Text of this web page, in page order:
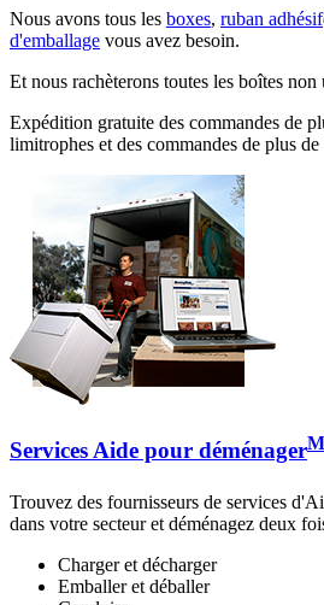
Nous avons tous les boxes, ruban adhésif
d'emballage vous avez besoin.
Et nous rachèterons toutes les boîtes non
Expédition gratuite des commandes de
limitrophes et des commandes de plus
Services Aide pour déménager
Trouvez des fournisseurs de services
dans votre secteur et déménagez deux
Charger et décharger
Emballer et déballer